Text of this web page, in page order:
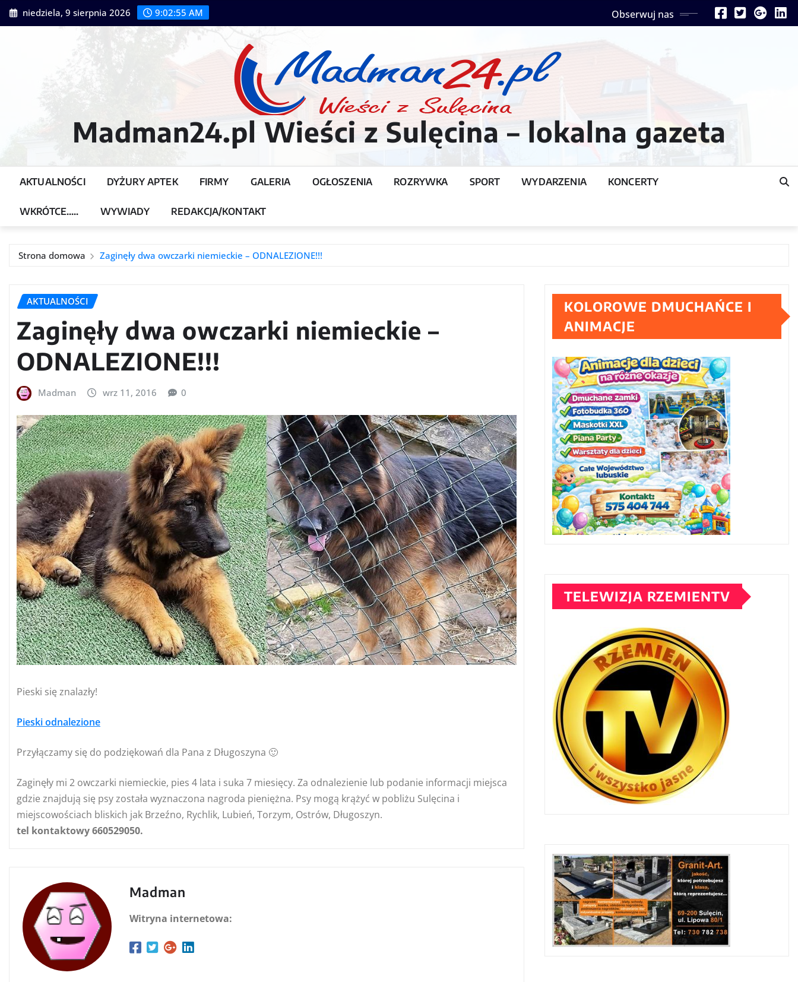
Przejdź
do
niedziela, 9 sierpnia 2026 9:02:57 AM Obserwuj nas
Madman24.pl Wieści z Sulęcina – lokalna gazeta
AKTUALNOŚCI DYŻURY APTEK FIRMY GALERIA OGŁOSZENIA ROZRYWKA SPORT WYDARZENIA KONCERTY
WKRÓTCE….. WYWIADY REDAKCJA/KONTAKT
Strona domowa Zaginęły dwa owczarki niemieckie – ODNALEZIONE!!!
AKTUALNOŚCI
Zaginęły dwa owczarki niemieckie –
ODNALEZIONE!!!
Madman wrz 11, 2016 0
Pieski się znalazły!
Pieski odnalezione
Przyłączamy się do podziękowań dla Pana z Długoszyna 🙂
Zaginęły mi 2 owczarki niemieckie, pies 4 lata i suka 7 miesięcy. Za odnalezienie lub podanie informacji miejsca
gdzie znajdują się psy została wyznaczona nagroda pieniężna. Psy mogą krążyć w pobliżu Sulęcina i
miejscowościach bliskich jak Brzeźno, Rychlik, Lubień, Torzym, Ostrów, Długoszyn.
tel kontaktowy 660529050.
Madman
Witryna internetowa:
KOLOROWE DMUCHAŃCE I
ANIMACJE
TELEWIZJA RZEMIENTV